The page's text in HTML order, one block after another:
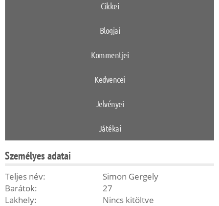
Cikkei
Blogjai
Kommentjei
Kedvencei
Jelvényei
Játékai
Személyes adatai
Teljes név:
Simon Gergely
Barátok:
27
Lakhely:
Nincs kitöltve